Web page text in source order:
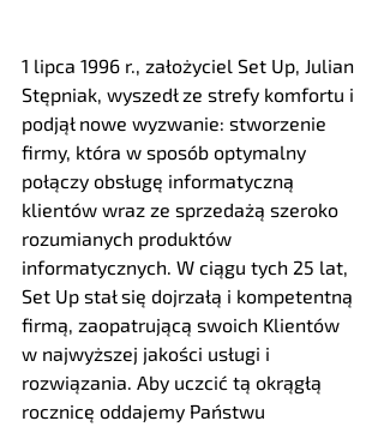
1 lipca 1996 r., założyciel Set Up, Julian
Stępniak, wyszedł ze strefy komfortu i
podjął nowe wyzwanie: stworzenie
firmy, która w sposób optymalny
połączy obsługę informatyczną
klientów wraz ze sprzedażą szeroko
rozumianych produktów
informatycznych. W ciągu tych 25 lat,
Set Up stał się dojrzałą i kompetentną
firmą, zaopatrującą swoich Klientów
w najwyższej jakości usługi i
rozwiązania. Aby uczcić tą okrągłą
rocznicę oddajemy Państwu